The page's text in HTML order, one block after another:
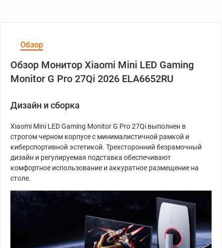
Обзор
Обзор Монитор Xiaomi Mini LED Gaming
Monitor G Pro 27Qi 2026 ELA6652RU
Дизайн и сборка
Xiaomi Mini LED Gaming Monitor G Pro 27Qi выполнен в
строгом черном корпусе с минималистичной рамкой и
киберспортивной эстетикой. Трехсторонний безрамочный
дизайн и регулируемая подставка обеспечивают
комфортное использование и аккуратное размещение на
столе.